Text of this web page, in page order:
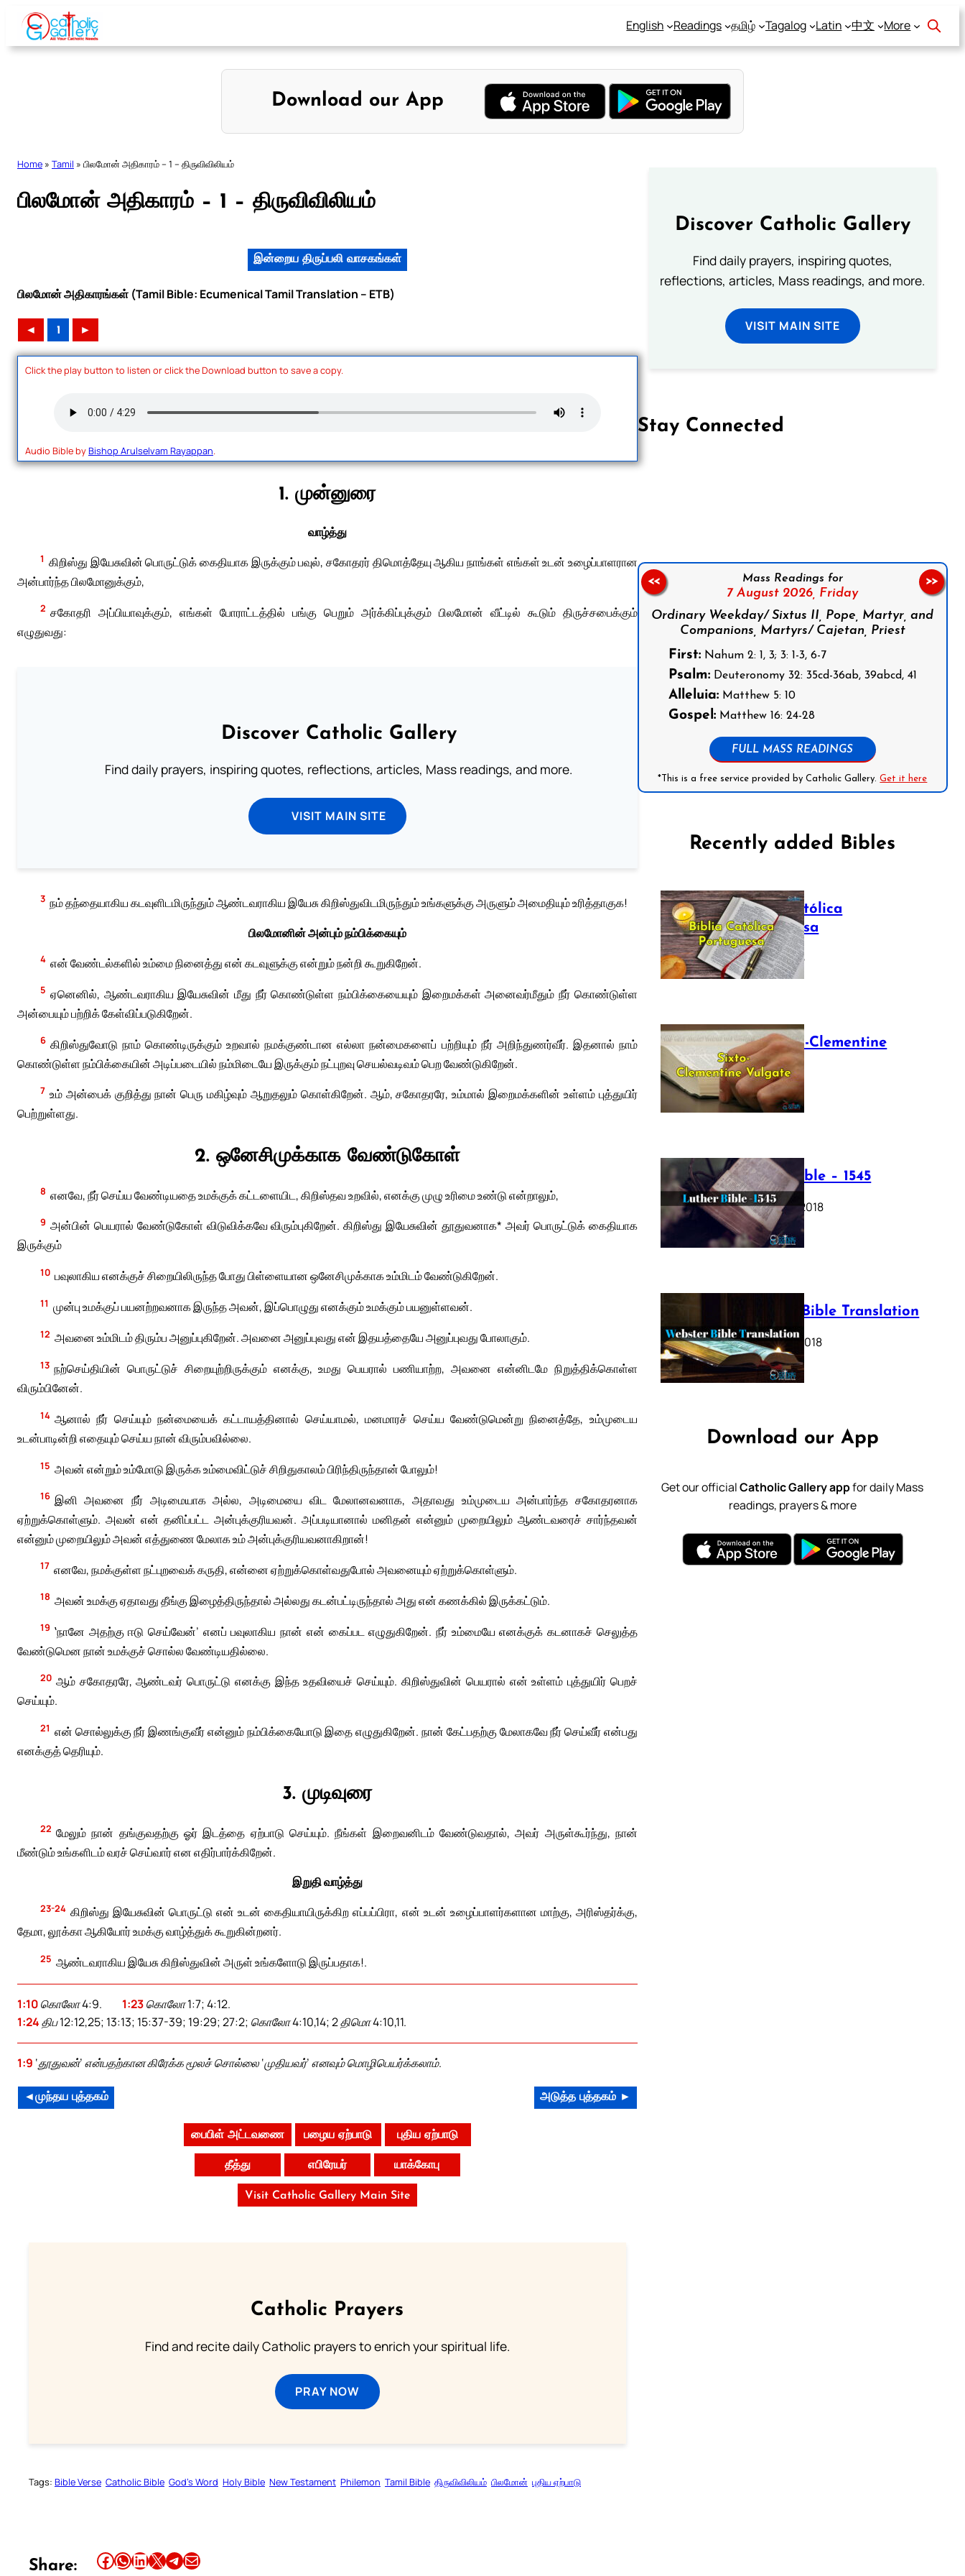
Skip
content
English Readings தமிழ் Tagalog Latin 中文 More
Download our App
Home » Tamil » பிலமோன் அதிகாரம் – 1 – திருவிவிலியம்
பிலமோன் அதிகாரம் – 1 – திருவிவிலியம்
இன்றைய திருப்பலி வாசகங்கள்
பிலமோன் அதிகாரங்கள் (Tamil Bible: Ecumenical Tamil Translation – ETB)
◄ 1 ►
Click the play button to listen or click the Download button to save a copy.
Audio Bible byBishop Arulselvam Rayappan.
1. முன்னுரை
வாழ்த்து
1 கிறிஸ்து இயேசுவின் பொருட்டுக் கைதியாக இருக்கும் பவுல், சகோதரர் திமொத்தேயு ஆகிய நாங்கள் எங்கள் உடன் உழைப்பாளரான
அன்பார்ந்த பிலமோனுக்கும்,
2 சகோதரி அப்பியாவுக்கும், எங்கள் போராட்டத்தில் பங்கு பெறும் அர்க்கிப்புக்கும் பிலமோன் வீட்டில் கூடும் திருச்சபைக்கும்
எழுதுவது:
Discover Catholic Gallery
Find daily prayers, inspiring quotes, reflections, articles, Mass readings, and more.
VISIT MAIN SITE
3 நம் தந்தையாகிய கடவுளிடமிருந்தும் ஆண்டவராகிய இயேசு கிறிஸ்துவிடமிருந்தும் உங்களுக்கு அருளும் அமைதியும் உரித்தாகுக!
பிலமோனின் அன்பும் நம்பிக்கையும்
4 என் வேண்டல்களில் உம்மை நினைத்து என் கடவுளுக்கு என்றும் நன்றி கூறுகிறேன்.
5 ஏனெனில், ஆண்டவராகிய இயேசுவின் மீது நீர் கொண்டுள்ள நம்பிக்கையையும் இறைமக்கள் அனைவர்மீதும் நீர் கொண்டுள்ள
அன்பையும் பற்றிக் கேள்விப்படுகிறேன்.
6 கிறிஸ்துவோடு நாம் கொண்டிருக்கும் உறவால் நமக்குண்டான எல்லா நன்மைகளைப் பற்றியும் நீர் அறிந்துணர்வீர். இதனால் நாம்
கொண்டுள்ள நம்பிக்கையின் அடிப்படையில் நம்மிடையே இருக்கும் நட்புறவு செயல்வடிவம் பெற வேண்டுகிறேன்.
7 உம் அன்பைக் குறித்து நான் பெரு மகிழ்வும் ஆறுதலும் கொள்கிறேன். ஆம், சகோதரரே, உம்மால் இறைமக்களின் உள்ளம் புத்துயிர்
பெற்றுள்ளது.
2. ஒனேசிமுக்காக வேண்டுகோள்
8 எனவே, நீர் செய்ய வேண்டியதை உமக்குக் கட்டளையிட, கிறிஸ்தவ உறவில், எனக்கு முழு உரிமை உண்டு என்றாலும்,
9 அன்பின் பெயரால் வேண்டுகோள் விடுவிக்கவே விரும்புகிறேன். கிறிஸ்து இயேசுவின் தூதுவனாக* அவர் பொருட்டுக் கைதியாக
இருக்கும்
10 பவுலாகிய எனக்குச் சிறையிலிருந்த போது பிள்ளையான ஒனேசிமுக்காக உம்மிடம் வேண்டுகிறேன்.
11 முன்பு உமக்குப் பயனற்றவனாக இருந்த அவன், இப்பொழுது எனக்கும் உமக்கும் பயனுள்ளவன்.
12 அவனை உம்மிடம் திரும்ப அனுப்புகிறேன். அவனை அனுப்புவது என் இதயத்தையே அனுப்புவது போலாகும்.
13 நற்செய்தியின் பொருட்டுச் சிறையுற்றிருக்கும் எனக்கு, உமது பெயரால் பணியாற்ற, அவனை என்னிடமே நிறுத்திக்கொள்ள
விரும்பினேன்.
14 ஆனால் நீர் செய்யும் நன்மையைக் கட்டாயத்தினால் செய்யாமல், மனமாரச் செய்ய வேண்டுமென்று நினைத்தே, உம்முடைய
உடன்பாடின்றி எதையும் செய்ய நான் விரும்பவில்லை.
15 அவன் என்றும் உம்மோடு இருக்க உம்மைவிட்டுச் சிறிதுகாலம் பிரிந்திருந்தான் போலும்!
16 இனி அவனை நீர் அடிமையாக அல்ல, அடிமையை விட மேலானவனாக, அதாவது உம்முடைய அன்பார்ந்த சகோதரனாக
ஏற்றுக்கொள்ளும். அவன் என் தனிப்பட்ட அன்புக்குரியவன். அப்படியானால் மனிதன் என்னும் முறையிலும் ஆண்டவரைச் சார்ந்தவன்
என்னும் முறையிலும் அவன் எத்துணை மேலாக உம் அன்புக்குரியவனாகிறான்!
17 எனவே, நமக்குள்ள நட்புறவைக் கருதி, என்னை ஏற்றுக்கொள்வதுபோல் அவனையும் ஏற்றுக்கொள்ளும்.
18 அவன் உமக்கு ஏதாவது தீங்கு இழைத்திருந்தால் அல்லது கடன்பட்டிருந்தால் அது என் கணக்கில் இருக்கட்டும்.
19 ‛நானே அதற்கு ஈடு செய்வேன்’ எனப் பவுலாகிய நான் என் கைப்பட எழுதுகிறேன். நீர் உம்மையே எனக்குக் கடனாகச் செலுத்த
வேண்டுமென நான் உமக்குச் சொல்ல வேண்டியதில்லை.
20 ஆம் சகோதரரே, ஆண்டவர் பொருட்டு எனக்கு இந்த உதவியைச் செய்யும். கிறிஸ்துவின் பெயரால் என் உள்ளம் புத்துயிர் பெறச்
செய்யும்.
21 என் சொல்லுக்கு நீர் இணங்குவீர் என்னும் நம்பிக்கையோடு இதை எழுதுகிறேன். நான் கேட்பதற்கு மேலாகவே நீர் செய்வீர் என்பது
எனக்குத் தெரியும்.
3. முடிவுரை
22 மேலும் நான் தங்குவதற்கு ஓர் இடத்தை ஏற்பாடு செய்யும். நீங்கள் இறைவனிடம் வேண்டுவதால், அவர் அருள்கூர்ந்து, நான்
மீண்டும் உங்களிடம் வரச் செய்வார் என எதிர்பார்க்கிறேன்.
இறுதி வாழ்த்து
23-24 கிறிஸ்து இயேசுவின் பொருட்டு என் உடன் கைதியாயிருக்கிற எப்பப்பிரா, என் உடன் உழைப்பாளர்களான மாற்கு, அரிஸ்தர்க்கு,
தேமா, லூக்கா ஆகியோர் உமக்கு வாழ்த்துக் கூறுகின்றனர்.
25 ஆண்டவராகிய இயேசு கிறிஸ்துவின் அருள் உங்களோடு இருப்பதாக!.
1:10கொலோ 4:9. 1:23கொலோ 1:7; 4:12.
1:24திப 12:12,25; 13:13; 15:37-39; 19:29; 27:2; கொலோ 4:10,14; 2 திமொ 4:10,11.
1:9 ‘தூதுவன்’ என்பதற்கான கிரேக்க மூலச் சொல்லை ‘முதியவர்’ எனவும் மொழிபெயர்க்கலாம்.
◄முந்தய புத்தகம் அடுத்த புத்தகம் ►
பைபிள் அட்டவணை பழைய ஏற்பாடு புதிய ஏற்பாடு
தீத்து எபிரேயர் யாக்கோபு
Visit Catholic Gallery Main Site
Catholic Prayers
Find and recite daily Catholic prayers to enrich your spiritual life.
PRAY NOW
Tags: Bible Verse Catholic Bible God’s Word Holy Bible New Testament Philemon Tamil Bible திருவிவிலியம் பிலமோன் புதிய ஏற்பாடு
Share: Share this article on Facebook Share this article on WhatsApp Share this article on LinkedIn Share this article on X Share this article on TelegramEmail this Article
Discover Catholic Gallery
Find daily prayers, inspiring quotes,
reflections, articles, Mass readings, and more.
VISIT MAIN SITE
Stay Connected
Mass Readings for
7 August 2026, Friday
Ordinary Weekday/ Sixtus II, Pope, Martyr, and
Companions, Martyrs/ Cajetan, Priest
First:Nahum 2: 1, 3; 3: 1-3, 6-7
Psalm:Deuteronomy 32: 35cd-36ab, 39abcd, 41
Alleluia:Matthew 5: 10
Gospel:Matthew 16: 24-28
FULL MASS READINGS
*This is a free service provided by Catholic Gallery.Get it here
<< >>
Recently added Bibles
Bíblia Católica
Portuguesa
July 16, 2025
The Sixto-Clementine
Vulgate
July 12, 2025
Luther Bible – 1545
October 17, 2018
Webster Bible Translation
October 11, 2018
Download our App
Get our officialCatholic Gallery appfor daily Mass
readings, prayers & more